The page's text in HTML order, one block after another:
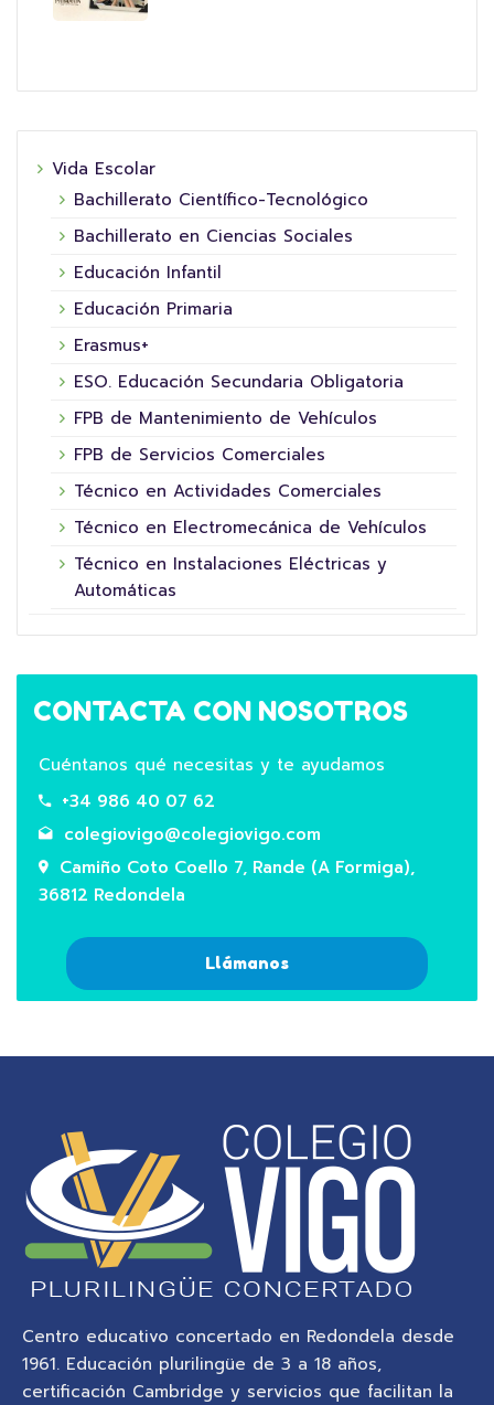
Vida Escolar
Bachillerato Científico-Tecnológico
Bachillerato en Ciencias Sociales
Educación Infantil
Educación Primaria
Erasmus+
ESO. Educación Secundaria Obligatoria
FPB de Mantenimiento de Vehículos
FPB de Servicios Comerciales
Técnico en Actividades Comerciales
Técnico en Electromecánica de Vehículos
Técnico en Instalaciones Eléctricas y
Automáticas
CONTACTA CON NOSOTROS
Cuéntanos qué necesitas y te ayudamos
+34 986 40 07 62
colegiovigo@colegiovigo.com
Camiño Coto Coello 7, Rande (A Formiga),
36812 Redondela
Llámanos
Centro educativo concertado en Redondela desde
1961. Educación plurilingüe de 3 a 18 años,
certificación Cambridge y servicios que facilitan la